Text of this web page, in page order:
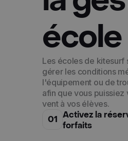
Les écoles de kitesurf
gérer les conditions
l'équipement ou de
afin que vous
vent à vos élèves.
01 Activez la
forfaits